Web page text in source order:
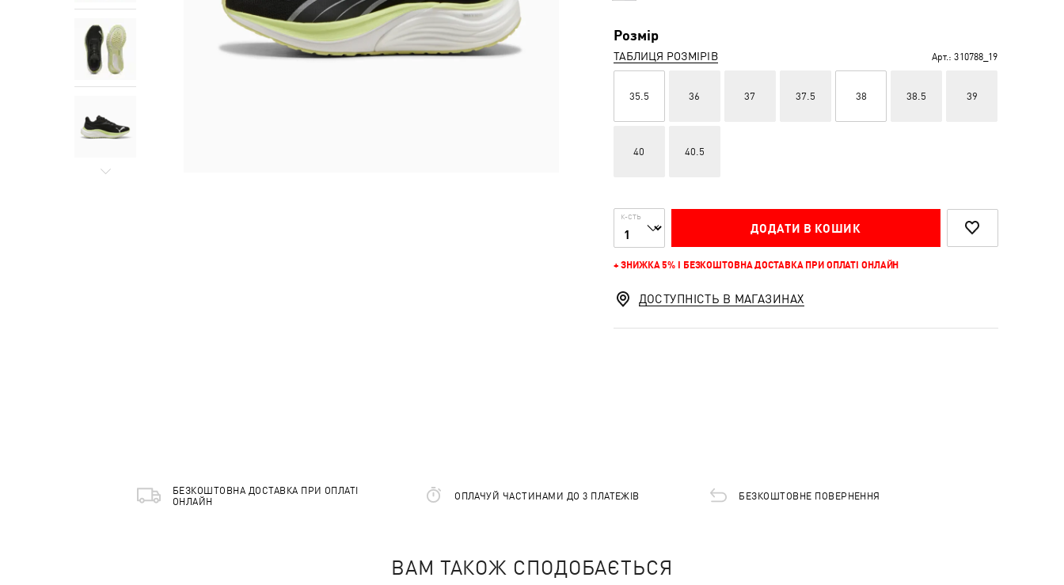
Розмір
ТАБЛИЦЯ РОЗМІРІВ Арт.: 310788_19
35.5 36 37 37.5 38 38.5 39
40 40.5
К-СТЬ
ДОДАТИ В КОШИК
+ ЗНИЖКА 5% І БЕЗКОШТОВНА ДОСТАВКА ПРИ ОПЛАТІ ОНЛАЙН
ДОСТУПНІСТЬ В МАГАЗИНАХ
БЕЗКОШТОВНА ДОСТАВКА ПРИ ОПЛАТІ
ОНЛАЙН
ОПЛАЧУЙ ЧАСТИНАМИ ДО 3 ПЛАТЕЖІВ БЕЗКОШТОВНЕ ПОВЕРНЕННЯ
ВАМ ТАКОЖ СПОДОБАЄТЬСЯ